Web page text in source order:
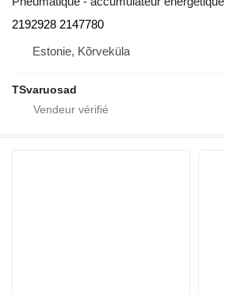
2192928 2147780
Estonie, Kõrveküla
TSvaruosad